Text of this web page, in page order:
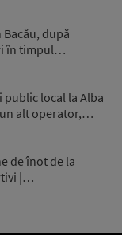
după
în timpul…
local la Alba
alt operator,…
de înot de la
|…